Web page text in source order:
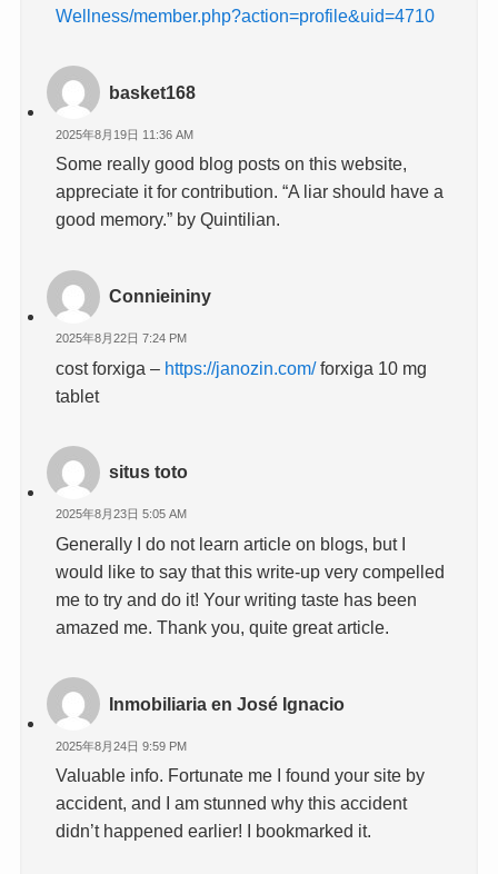
Wellness/member.php?action=profile&uid=4710
basket168
2025年8月19日 11:36 AM
Some really good blog posts on this website,
appreciate it for contribution. “A liar should have a
good memory.” by Quintilian.
Connieininy
2025年8月22日 7:24 PM
cost forxiga – https://janozin.com/forxiga 10 mg
tablet
situs toto
2025年8月23日 5:05 AM
Generally I do not learn article on blogs, but I
would like to say that this write-up very compelled
me to try and do it! Your writing taste has been
amazed me. Thank you, quite great article.
Inmobiliaria en José Ignacio
2025年8月24日 9:59 PM
Valuable info. Fortunate me I found your site by
accident, and I am stunned why this accident
didn’t happened earlier! I bookmarked it.